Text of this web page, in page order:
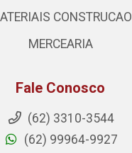
CONSTRUCAO
MERCEARIA
Fale Conosco
(62) 3310-3544
(62) 99964-9927